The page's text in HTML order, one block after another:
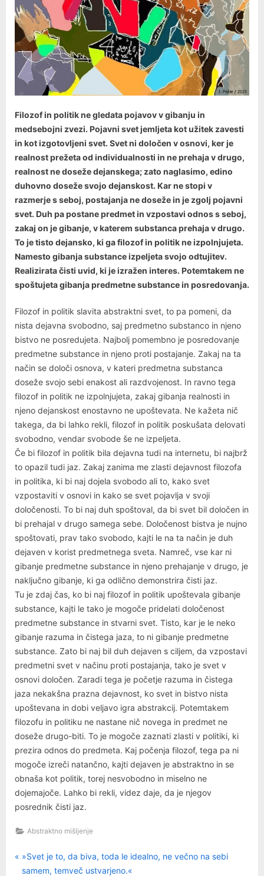
Filozof in politik ne gledata pojavov v gibanju in
medsebojni zvezi. Pojavni svet jemljeta kot užitek zavesti
in kot izgotovljeni svet. Svet ni določen v osnovi, ker je
realnost prežeta od individualnosti in ne prehaja v drugo,
realnost ne doseže dejanskega; zato naglasimo, edino
duhovno doseže svojo dejanskost. Kar ne stopi v
razmerje s seboj, postajanja ne doseže in je zgolj pojavni
svet. Duh pa postane predmet in vzpostavi odnos s seboj,
zakaj on je gibanje, v katerem substanca prehaja v drugo.
To je tisto dejansko, ki ga filozof in politik ne izpolnjujeta.
Namesto gibanja substance izpeljeta svojo odtujitev.
Realizirata čisti uvid, ki je izražen interes. Potemtakem ne
spoštujeta gibanja predmetne substance in posredovanja.
Filozof in politik slavita abstraktni svet, to pa pomeni, da
nista dejavna svobodno, saj predmetno substanco in njeno
bistvo ne posredujeta. Najbolj pomembno je posredovanje
predmetne substance in njeno proti postajanje. Zakaj na ta
način se določi osnova, v kateri predmetna substanca
doseže svojo sebi enakost ali razdvojenost. In ravno tega
filozof in politik ne izpolnjujeta, zakaj gibanja realnosti in
njeno dejanskost enostavno ne upoštevata. Ne kažeta nič
takega, da bi lahko rekli, filozof in politik poskušata delovati
svobodno, vendar svobode še ne izpeljeta.
Če bi filozof in politik bila dejavna tudi na internetu, bi najbrž
to opazil tudi jaz. Zakaj zanima me zlasti dejavnost filozofa
in politika, ki bi naj dojela svobodo ali to, kako svet
vzpostaviti v osnovi in kako se svet pojavlja v svoji
določenosti. To bi naj duh spoštoval, da bi svet bil določen in
bi prehajal v drugo samega sebe. Določenost bistva je nujno
spoštovati, prav tako svobodo, kajti le na ta način je duh
dejaven v korist predmetnega sveta. Namreč, vse kar ni
gibanje predmetne substance in njeno prehajanje v drugo, je
naključno gibanje, ki ga odlično demonstrira čisti jaz.
Tu je zdaj čas, ko bi naj filozof in politik upoštevala gibanje
substance, kajti le tako je mogoče pridelati določenost
predmetne substance in stvarni svet. Tisto, kar je le neko
gibanje razuma in čistega jaza, to ni gibanje predmetne
substance. Zato bi naj bil duh dejaven s ciljem, da vzpostavi
predmetni svet v načinu proti postajanja, tako je svet v
osnovi določen. Zaradi tega je početje razuma in čistega
jaza nekakšna prazna dejavnost, ko svet in bistvo nista
upoštevana in dobi veljavo igra abstrakcij. Potemtakem
filozofu in politiku ne nastane nič novega in predmet ne
doseže drugo-biti. To je mogoče zaznati zlasti v politiki, ki
prezira odnos do predmeta. Kaj počenja filozof, tega pa ni
mogoče izreči natančno, kajti dejaven je abstraktno in se
obnaša kot politik, torej nesvobodno in miselno ne
dojemajoče. Lahko bi rekli, videz daje, da je njegov
posrednik čisti jaz.
Abstraktno mišljenje
Navigacija
P
r
»Svet je to, da biva, toda le idealno, ne večno na sebi
samem, temveč ustvarjeno.«